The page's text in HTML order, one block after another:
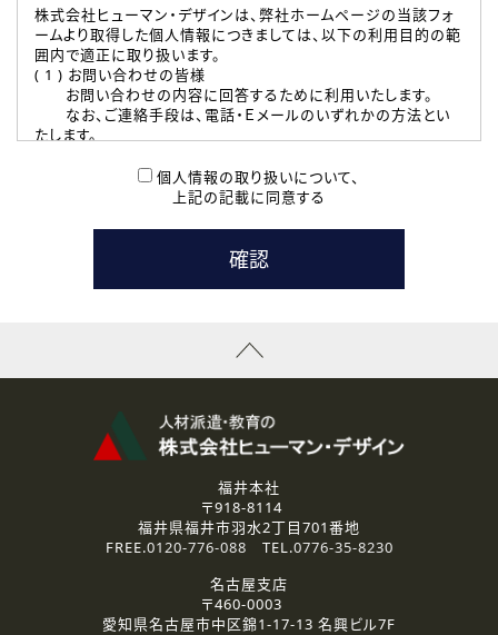
株式会社ヒューマン・デザインは、弊社ホームページの当該フォ
ームより取得した個人情報につきましては、以下の利用目的の範
囲内で適正に取り扱います。
( 1 ) お問い合わせの皆様
お問い合わせの内容に回答するために利用いたします。
なお、ご連絡手段は、電話・Ｅメールのいずれかの方法とい
たします。
本登録に関するご連絡および本登録時の参考情報として利
たします。
( 3 ) スタッフ派遣を検討されている企業の皆様
お問い合わせの内容に回答するために利用いたします。
なお、ご連絡手段は、電話・Ｅメールのいずれかの方法とい
資料送付、受講相談に関するご連絡のために利用いたしま
その他、お問い合わせの内容に回答するために利用いたし
なお、ご連絡手段は、電話・Ｅメールのいずれかの方法とい
2.個人情報の第三者提供
ご提供いただいた個人情報は、法令等の規定に従う場合を除き、
3.個人情報の取り扱いの委託
弊社の定める個人情報保護の評価基準を満たした委託先に、個
個人情報の取り扱いについて、
上記の記載に同意する
福井本社
〒918-8114
福井県福井市羽水2丁目701番地
FREE.0120-776-088 TEL.0776-35-8230
名古屋支店
〒460-0003
愛知県名古屋市中区錦1-17-13 名興ビル7F